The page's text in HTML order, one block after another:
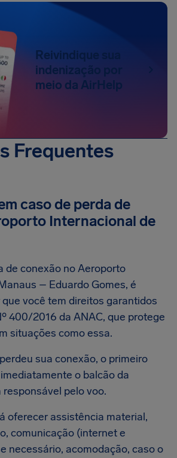
Reivindique sua
indenização por
meio da AirHelp
Frequentes
caso de perda de
Internacional de
de conexão no Aeroporto
– Eduardo Gomes, é
você tem direitos garantidos
400/2016 da ANAC, que protege
situações como essa.
sua conexão, o primeiro
o balcão da
pelo voo.
oferecer assistência material,
comunicação (internet e
necessário, acomodação, caso o